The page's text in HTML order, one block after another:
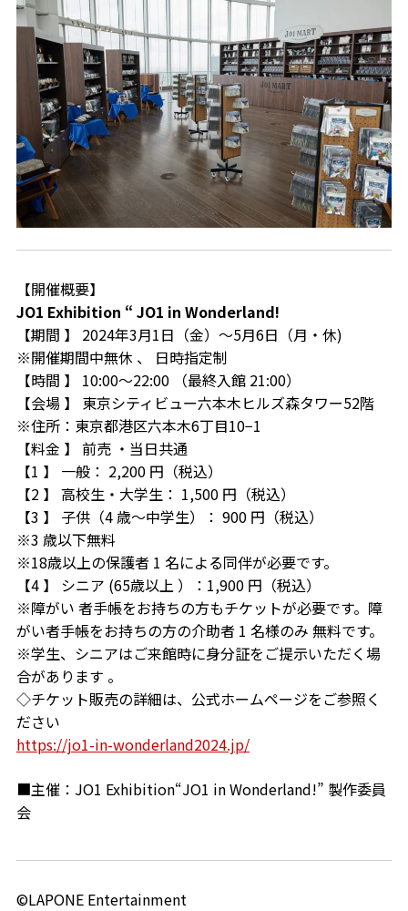
【開催概要】
JO1 Exhibition “ JO1 in Wonderland!
【期間 】 2024年3月1日（金）～5月6日（月・休)
※開催期間中無休 、 日時指定制
【時間 】 10:00～22:00 （最終入館 21:00）
【会場 】 東京シティビュー六本木ヒルズ森タワー52階
※住所：東京都港区六本木6丁目10−1
【料金 】 前売 ・当日共通
【1 】 一般： 2,200 円（税込）
【2 】 高校生・大学生： 1,500 円（税込）
【3 】 子供（4 歳〜中学生）： 900 円（税込）
※3 歳以下無料
※18歳以上の保護者 1 名による同伴が必要です。
【4 】 シニア (65歳以上 ）：1,900 円（税込）
※障がい 者手帳をお持ちの方もチケットが必要です。障
がい者手帳をお持ちの方の介助者 1 名様のみ 無料です。
※学生、シニアはご来館時に身分証をご提示いただく場
合があります 。
◇チケット販売の詳細は、公式ホームページをご参照く
ださい
https://jo1-in-wonderland2024.jp/
■主催：JO1 Exhibition“JO1 in Wonderland!” 製作委員
会
©LAPONE Entertainment